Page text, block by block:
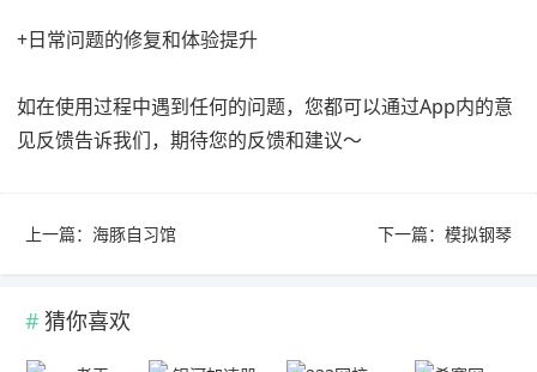
+日常问题的修复和体验提升
如在使用过程中遇到任何的问题，您都可以通过App内的意
见反馈告诉我们，期待您的反馈和建议～
上一篇： 海豚自习馆 下一篇： 模拟钢琴
猜你喜欢